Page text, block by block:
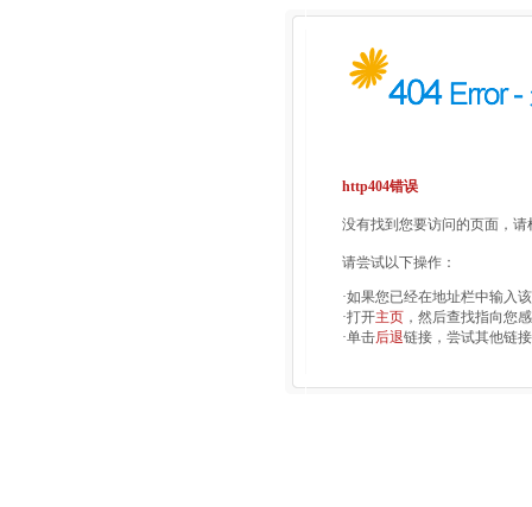
http404错误
没有找到您要访问的页面，
请尝试以下操作：
·如果您已经在地址栏中输入
·打开主页 ，然后查找指向您
·单击后退链接，尝试其他链